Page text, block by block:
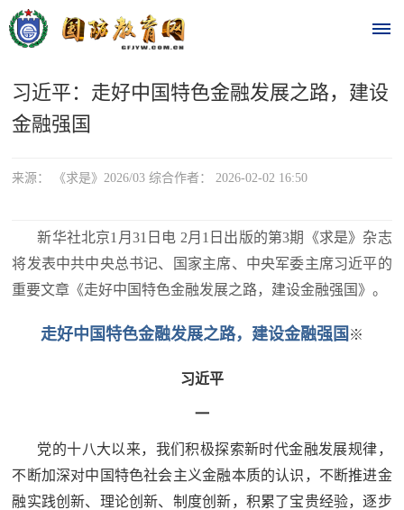
首
闻
政
热
踪
热
点
国
习近平：走好中国特色金融发展之路，建设
金融强国
来源： 《求是》2026/03 综合作者： 2026-02-02 16:50
新华社北京1月31日电 2月1日出版的第3期《求是》杂志
将发表中共中央总书记、国家主席、中央军委主席习近平的
重要文章《走好中国特色金融发展之路，建设金融强国》。
走好中国特色金融发展之路，建设金融强国 ※
习近平
一
党的十八大以来，我们积极探索新时代金融发展规律，
不断加深对中国特色社会主义金融本质的认识，不断推进金
融实践创新、理论创新、制度创新，积累了宝贵经验，逐步